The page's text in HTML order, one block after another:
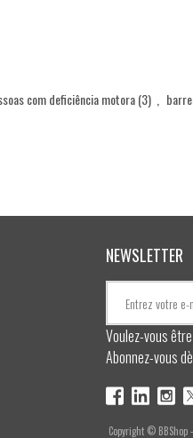
com deficiência motora(3)
NEWSLETTER
Voulez-vous
Abonnez-vous
Copyright © BBShop